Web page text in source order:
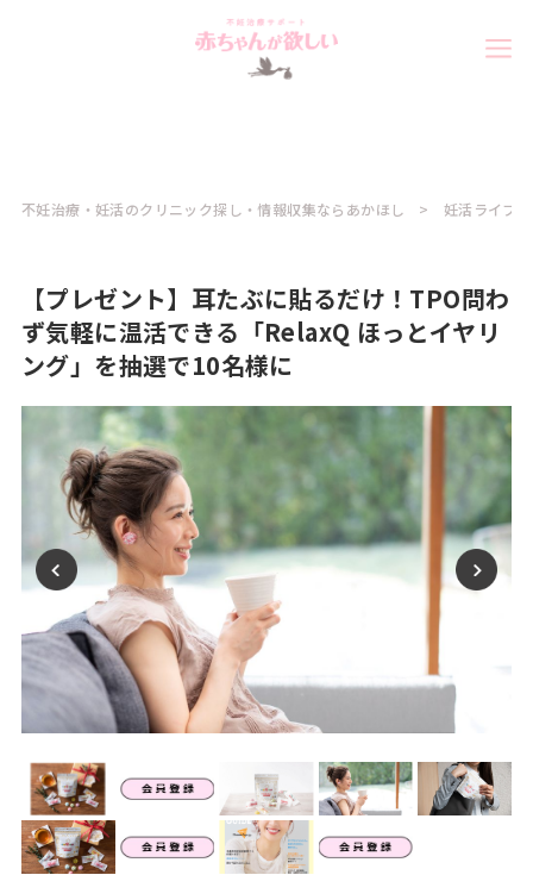
不妊治療・妊活のクリニック探し・情報収集ならあかほし 妊活ライフ
【プレゼント】耳たぶに貼るだけ！TPO問わ
ず気軽に温活できる「RelaxQ ほっとイヤリ
ング」を抽選で10名様に